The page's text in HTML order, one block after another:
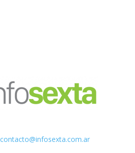
contacto@infosexta.com.ar